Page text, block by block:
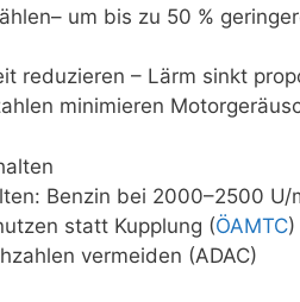
um bis zu 50 %
reduzieren – Lärm sinkt
minimieren
Benzin bei 2000–2500
statt Kupplung (ÖAMTC)
vermeiden (ADAC)